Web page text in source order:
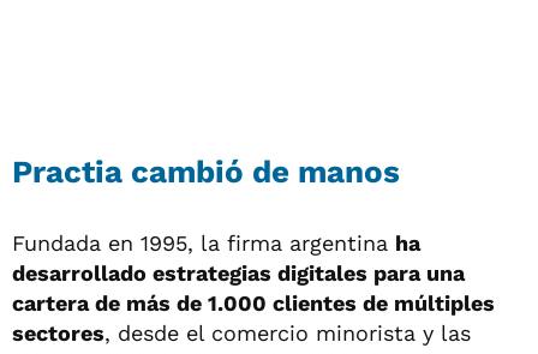
Practia cambió de manos
Fundada en 1995, la firma argentina ha
desarrollado estrategias digitales para una
cartera de más de 1.000 clientes de múltiples
sectores, desde el comercio minorista y las